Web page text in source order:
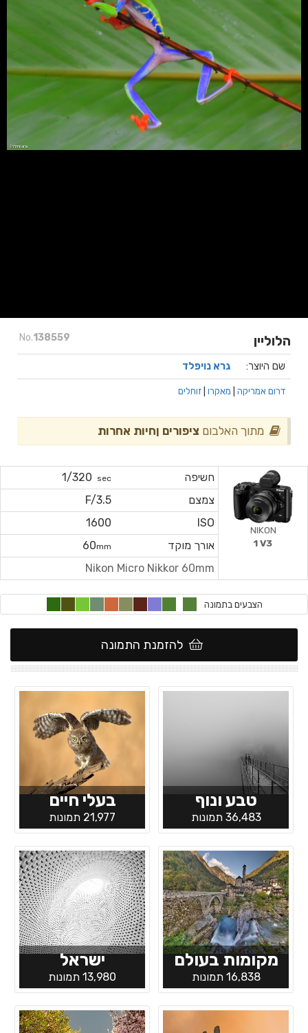
No.138559 הלוליין
שם היוצר: גרא נויפלד
דרום אמריקה מאקרו זוחלים
מתוך האלבום ציפורים ןחיות אחרות
חשיפה sec
1/320
צמצם
F/3.5
ISO
1600
אורך מוקד
60mm
Nikon Micro Nikkor 60mm
NIKON
1 V3
הצבעים בתמונה
להזמנת התמונה
טבע ונוף
36,483 תמונות
בעלי חיים
21,977 תמונות
מקומות בעולם
16,838 תמונות
ישראל
13,980 תמונות